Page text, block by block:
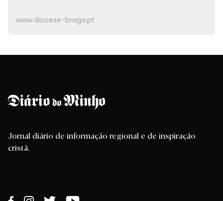
www.diocese-braga.pt
Jornal diário de informação regional e de inspiração
cristã.